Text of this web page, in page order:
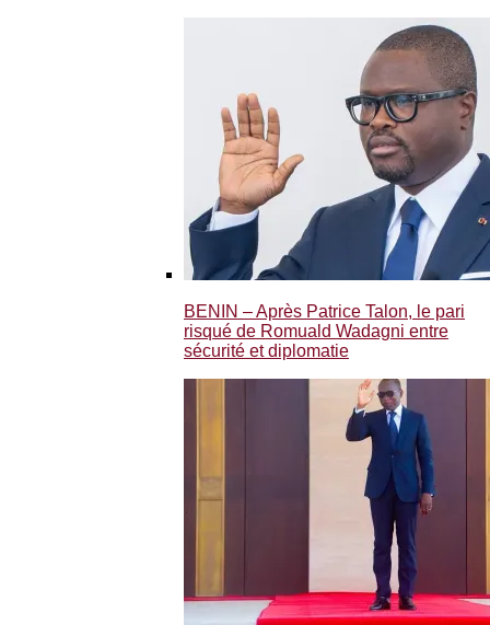
BENIN – Après Patrice Talon, le pari
risqué de Romuald Wadagni entre
sécurité et diplomatie